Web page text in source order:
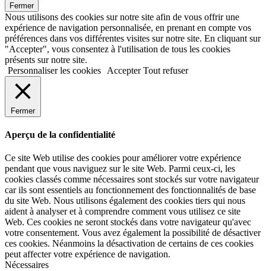
Fermer
Nous utilisons des cookies sur notre site afin de vous offrir une
expérience de navigation personnalisée, en prenant en compte vos
préférences dans vos différentes visites sur notre site. En cliquant sur
"Accepter", vous consentez à l'utilisation de tous les cookies
présents sur notre site.
Personnaliser les cookies
Accepter Tout refuser
Fermer
Aperçu de la confidentialité
Ce site Web utilise des cookies pour améliorer votre expérience
pendant que vous naviguez sur le site Web. Parmi ceux-ci, les
cookies classés comme nécessaires sont stockés sur votre navigateur
car ils sont essentiels au fonctionnement des fonctionnalités de base
du site Web. Nous utilisons également des cookies tiers qui nous
aident à analyser et à comprendre comment vous utilisez ce site
Web. Ces cookies ne seront stockés dans votre navigateur qu'avec
votre consentement. Vous avez également la possibilité de désactiver
ces cookies. Néanmoins la désactivation de certains de ces cookies
peut affecter votre expérience de navigation.
Nécessaires